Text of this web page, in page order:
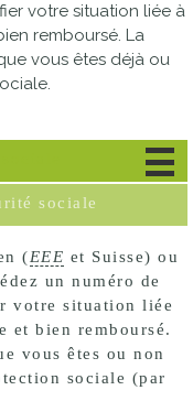
votre situation liée à
remboursé. La
vous êtes déjà ou
sociale
(EEE et Suisse) ou
un numéro de
votre situation liée
et bien remboursé.
vous êtes ou non
sociale (par